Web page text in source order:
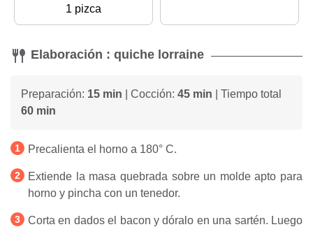
1 pizca
Elaboración : quiche lorraine
Preparación: 15 min | Cocción: 45 min | Tiempo total
60 min
Precalienta el horno a 180° C.
Extiende la masa quebrada sobre un molde apto para
horno y pincha con un tenedor.
Corta en dados el bacon y dóralo en una sartén. Luego